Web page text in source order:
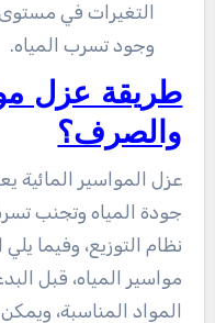
التغيرات في مستوى
وجود تسرب المياه.
طريقة عزل
والصرف؟
عزل المواسير المائية
جودة المياه وتجنب
نظام التوزيع، وفيما
مواسير المياه، قبل
المواد المناسبة،